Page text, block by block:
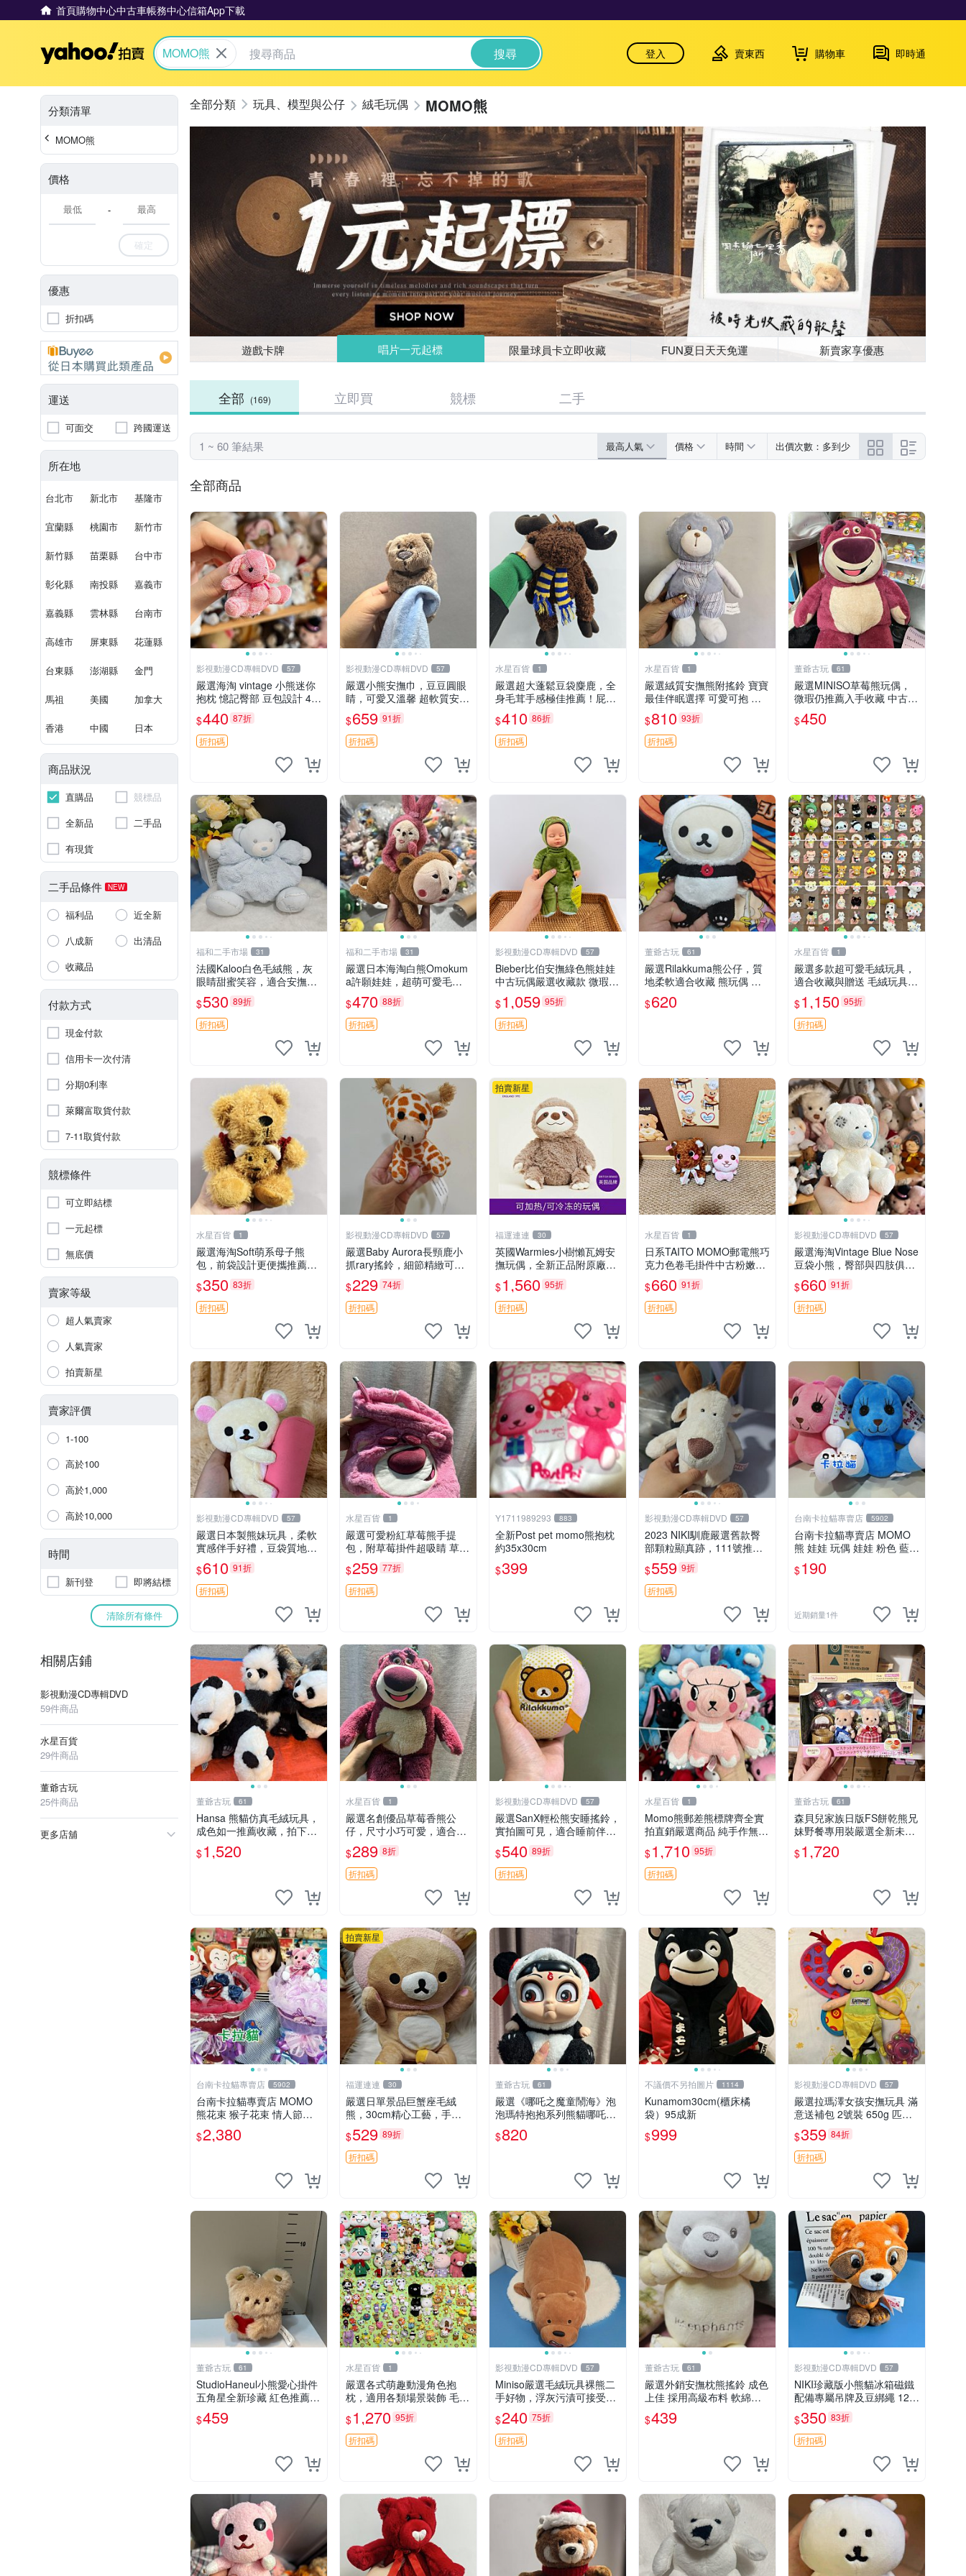
首頁購物中心中古車帳務中心信箱App下載
Yahoo拍賣
MOMO熊 搜尋 登入 賣東西 購物車 即時通
分類清單
MOMO熊
價格
-
確定
優惠
折扣碼
運送
可面交 跨國運送
所在地
台北市 新北市 基隆市
宜蘭縣 桃園市 新竹市
新竹縣 苗栗縣 台中市
彰化縣 南投縣 嘉義市
嘉義縣 雲林縣 台南市
高雄市 屏東縣 花蓮縣
台東縣 澎湖縣 金門
馬祖 美國 加拿大
香港 中國 日本
商品狀況
直購品
競標品
全新品
二手品
有現貨
二手品條件 NEW
福利品
近全新
八成新
出清品
收藏品
付款方式
現金付款
信用卡一次付清
分期0利率
萊爾富取貨付款
7-11取貨付款
競標條件
可立即結標
一元起標
無底價
賣家等級
超人氣賣家
人氣賣家
拍賣新星
賣家評價
1-100
高於100
高於1,000
高於10,000
時間
新刊登 即將結標
清除所有條件
相關店鋪
影視動漫CD專輯DVD
59件商品
水星百貨
29件商品
董爺古玩
25件商品
更多店舖
玩具、模型與公仔 絨毛玩偶 MOMO熊
遊戲卡牌 唱片一元起標 限量球員卡立即收藏 FUN夏日天天免運 新賣家享優惠
全部 (169) 立即買 競標 二手
1 ~ 60 筆結果 最高人氣 價格 時間 出價次數：多到少
全部商品
影視動漫CD專輯DVD 57
嚴選海淘 vintage 小熊迷你
抱枕 憶記臀部 豆包設計 4c
m 高 推薦收藏 迷你豆包小
熊、高臀部、豆袋抱枕
$440 87折
折扣碼
影視動漫CD專輯DVD 57
嚴選小熊安撫巾，豆豆圓眼
睛，可愛又溫馨 超軟質安撫
巾，豆豆設計，哄睡好幫手
約克豆豆眼安撫巾 數碼豆豆
眼
$659 91折
折扣碼
水星百貨 1
嚴選超大蓬鬆豆袋麋鹿，全
身毛茸手感極佳推薦！屁股
與四肢填充均勻，適合收藏
與孩童共賞。 麋鹿 豆袋 毛
茸玩具
$410 86折
折扣碼
水星百貨 1
嚴選絨質安撫熊附搖鈴 寶寶
最佳伴眠選擇 可愛可抱 絨
毛玩具 安撫熊 嬰兒用
$810 93折
折扣碼
董爺古玩 61
嚴選MINISO草莓熊玩偶，
微瑕仍推薦入手收藏 中古 M
INISO 草莓熊 玩具 收藏
$450
福和二手市場 31
法國Kaloo白色毛絨熊，灰
眼睛甜蜜笑容，適合安撫逗
趣可愛，柔軟面料手感佳。
14 白色安撫熊 毛絨玩具 寶
寶逗樂具
$530 89折
折扣碼
福和二手市場 31
嚴選日本海淘白熊Omokum
a許願娃娃，超萌可愛毛絨
公仔推薦收藏 白熊 Omoku
ma 毛絨玩具 偽裝娃娃 玩具
擺飾
$470 88折
折扣碼
影視動漫CD專輯DVD 57
Bieber比伯安撫綠色熊娃娃
中古玩偶嚴選收藏款 微瑕輕
度使用 Bieber綠熊娃娃 中
古玩偶 微瑕
$1,059 95折
折扣碼
董爺古玩 61
嚴選Rilakkuma熊公仔，質
地柔軟適合收藏 熊玩偶 柔
軟 公仔 收藏
$620
水星百貨 1
嚴選多款超可愛毛絨玩具，
適合收藏與贈送 毛絨玩具、
抱枕、公仔
$1,150 95折
折扣碼
水星百貨 1
嚴選海淘Soft萌系母子熊
包，前袋設計更便攜推薦收
藏 母子熊 軟綿綿 包包
$350 83折
折扣碼
影視動漫CD專輯DVD 57
嚴選Baby Aurora長頸鹿小
抓rary搖鈴，細節精緻可聆
聽清脆鈴音 軟萌可愛 定制
紀念 金屬搖鈴 新手媽咪推
薦 長頸鹿 抓rary 搖鈴
$229 74折
折扣碼
拍賣新星
福運連連 30
英國Warmies小樹懶瓦姆安
撫玩偶，全新正品附原廠吊
牌與防塵袋，內藏薰衣草可
加熱，適合各個年齡層，冷
暖兩用享受抱抱樂趣，不容
錯過嚴選好物 溫暖 冷感
$1,560 95折
折扣碼
水星百貨 1
日系TAITO MOMO郵電熊巧
克力色卷毛掛件中古粉嫩玩
偶微瑕推薦 postpet momo
郵電熊 中古玩偶
$660 91折
折扣碼
影視動漫CD專輯DVD 57
嚴選海淘Vintage Blue Nose
豆袋小熊，臀部與四肢俱
全，坐高11公分，附原盒與
吊牌收藏。藍鼻子小熊，值
得擁有 玩具 憶熊
$660 91折
折扣碼
影視動漫CD專輯DVD 57
嚴選日本製熊妹玩具，柔軟
實感伴手好禮，豆袋質地手
感佳，抱枕小熊 recom 推薦
白色豆袋 玩具
$610 91折
折扣碼
水星百貨 1
嚴選可愛粉紅草莓熊手提
包，附草莓掛件超吸睛 草莓
熊手提包 草莓掛件 可愛port
unese
$259 77折
折扣碼
Y1711989293 883
全新Post pet momo熊抱枕
約35x30cm
$399
影視動漫CD專輯DVD 57
2023 NIKI馴鹿嚴選舊款臀
部顆粒顯真跡，111號推薦
珍藏品 馴鹿 舊款 尾巴顆粒
$559 9折
折扣碼
台南卡拉貓專賣店 5902
台南卡拉貓專賣店 MOMO
熊 娃娃 玩偶 娃娃 粉色 藍色
2色分售
$190
近期銷量1件
董爺古玩 61
Hansa 熊貓仿真毛絨玩具，
成色如一推薦收藏，拍下無
疑心 熊貓 毛絨玩具 收藏
$1,520
水星百貨 1
嚴選名創優品草莓香熊公
仔，尺寸小巧可愛，適合收
藏賞玩 30cm 玩具 公仔 草
莓熊
$289 8折
折扣碼
影視動漫CD專輯DVD 57
嚴選SanX輕松熊安睡搖鈴，
實拍圖可見，適合睡前伴
侶， Picks安撫好物 0325
懸吊 電腦
$540 89折
折扣碼
水星百貨 1
Momo熊郵差熊標牌齊全實
拍直銷嚴選商品 純手作無修
圖可收藏 郵差熊 Momo熊
標牌 商品
$1,710 95折
折扣碼
董爺古玩 61
森貝兒家族日版FS餅乾熊兄
妹野餐專用裝嚴選全新未開
封，包含兩組大童款紙盒
裝，適合收藏與分享。 餅乾
$1,720
台南卡拉貓專賣店 5902
台南卡拉貓專賣店 MOMO
熊花束 猴子花束 情人節禮
物 二選一 可繡字 可今天寄
明天到
$2,380
拍賣新星
福運連連 30
嚴選日單景品巨蟹座毛絨
熊，30cm精心工藝，手感
軟糯推薦收藏送人 巨蟹座
毛絨玩具 精緻做工
$529 89折
折扣碼
董爺古玩 61
嚴選《哪吒之魔童鬧海》泡
泡瑪特抱抱系列熊貓哪吒搪
膠臉毛絨， STATE：如圖顯
示 哪吒 毛絨公仔 泡泡瑪特
$820
不議價不另拍圖片 1114
Kunamom30cm(櫃床橘
袋）95成新
$999
影視動漫CD專輯DVD 57
嚴選拉瑪澤女孩安撫玩具 滿
意送補包 2號裝 650g 匹配
嬰幼童舒壓好伴侶 女孩專用
安心選擇 安撫玩偶 衝包 玩
具
$359 84折
折扣碼
董爺古玩 61
StudioHaneul小熊愛心掛件
五角星全新珍藏 紅色推薦收
藏 玩具掛飾 掛件 新品
$459
水星百貨 1
嚴選各式萌趣動漫角色抱
枕，適用各類場景裝飾 毛絨
玩具、卡通抱枕、趣味玩偶
$1,270 95折
折扣碼
影視動漫CD專輯DVD 57
Miniso嚴選毛絨玩具裸熊二
手好物，浮灰污漬可接受。
請詳閱照片再下單，售出不
退不換。全新品相收藏推
薦。 裸熊 毛絨玩具 收藏
$240 75折
折扣碼
董爺古玩 61
嚴選外銷安撫枕熊搖鈴 成色
上佳 採用高級布料 軟綿適
合收藏 安心選購 安撫枕 熊
玩具 搖鈴
$439
影視動漫CD專輯DVD 57
NIKI珍藏版小熊貓冰箱磁鐵
配備專屬吊牌及豆綁繩 12c
m 廢品嚴選 好評推薦 小熊
貓冰箱貼 磁鐵掛件 冰箱飾
品
$350 83折
折扣碼